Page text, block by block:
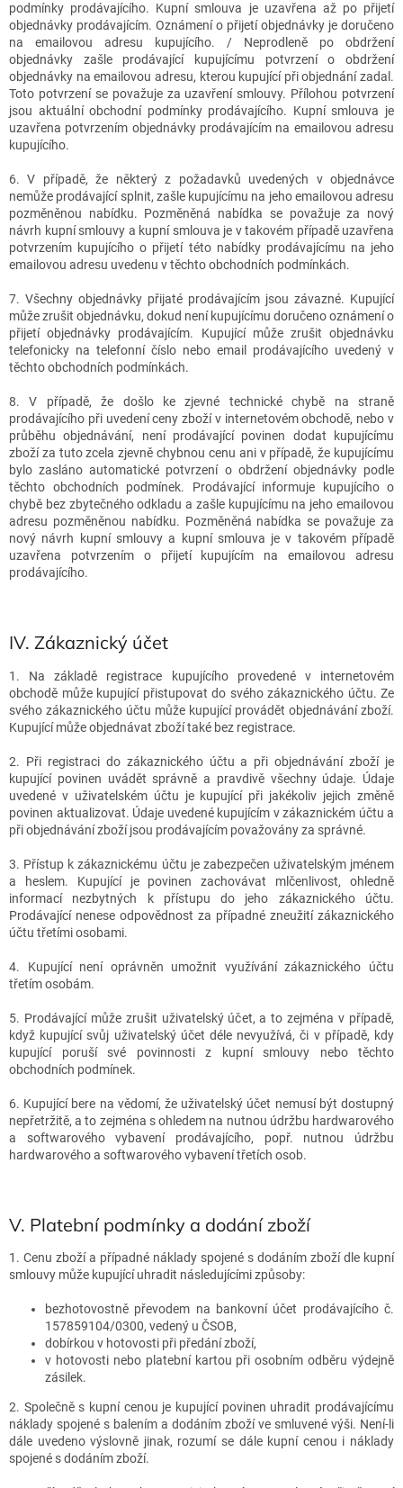
podmínky prodávajícího. Kupní smlouva je uzavřena až po přijetí
objednávky prodávajícím. Oznámení o přijetí objednávky je doručeno
na emailovou adresu kupujícího. / Neprodleně po obdržení
objednávky zašle prodávající kupujícímu potvrzení o obdržení
objednávky na emailovou adresu, kterou kupující při objednání zadal.
Toto potvrzení se považuje za uzavření smlouvy. Přílohou potvrzení
jsou aktuální obchodní podmínky prodávajícího. Kupní smlouva je
uzavřena potvrzením objednávky prodávajícím na emailovou adresu
kupujícího.
6. V případě, že některý z požadavků uvedených v objednávce
nemůže prodávající splnit, zašle kupujícímu na jeho emailovou adresu
pozměněnou nabídku. Pozměněná nabídka se považuje za nový
návrh kupní smlouvy a kupní smlouva je v takovém případě uzavřena
potvrzením kupujícího o přijetí této nabídky prodávajícímu na jeho
emailovou adresu uvedenu v těchto obchodních podmínkách.
7. Všechny objednávky přijaté prodávajícím jsou závazné. Kupující
může zrušit objednávku, dokud není kupujícímu doručeno oznámení o
přijetí objednávky prodávajícím. Kupující může zrušit objednávku
telefonicky na telefonní číslo nebo email prodávajícího uvedený v
těchto obchodních podmínkách.
8. V případě, že došlo ke zjevné technické chybě na straně
prodávajícího při uvedení ceny zboží v internetovém obchodě, nebo v
průběhu objednávání, není prodávající povinen dodat kupujícímu
zboží za tuto zcela zjevně chybnou cenu ani v případě, že kupujícímu
bylo zasláno automatické potvrzení o obdržení objednávky podle
těchto obchodních podmínek. Prodávající informuje kupujícího o
chybě bez zbytečného odkladu a zašle kupujícímu na jeho emailovou
adresu pozměněnou nabídku. Pozměněná nabídka se považuje za
nový návrh kupní smlouvy a kupní smlouva je v takovém případě
uzavřena potvrzením o přijetí kupujícím na emailovou adresu
prodávajícího.
IV. Zákaznický účet
1. Na základě registrace kupujícího provedené v internetovém
obchodě může kupující přistupovat do svého zákaznického účtu. Ze
svého zákaznického účtu může kupující provádět objednávání zboží.
Kupující může objednávat zboží také bez registrace.
2. Při registraci do zákaznického účtu a při objednávání zboží je
kupující povinen uvádět správně a pravdivě všechny údaje. Údaje
uvedené v uživatelském účtu je kupující při jakékoliv jejich změně
povinen aktualizovat. Údaje uvedené kupujícím v zákaznickém účtu a
při objednávání zboží jsou prodávajícím považovány za správné.
3. Přístup k zákaznickému účtu je zabezpečen uživatelským jménem
a heslem. Kupující je povinen zachovávat mlčenlivost, ohledně
informací nezbytných k přístupu do jeho zákaznického účtu.
Prodávající nenese odpovědnost za případné zneužití zákaznického
účtu třetími osobami.
4. Kupující není oprávněn umožnit využívání zákaznického účtu
třetím osobám.
5. Prodávající může zrušit uživatelský účet, a to zejména v případě,
když kupující svůj uživatelský účet déle nevyužívá, či v případě, kdy
kupující poruší své povinnosti z kupní smlouvy nebo těchto
obchodních podmínek.
6. Kupující bere na vědomí, že uživatelský účet nemusí být dostupný
nepřetržitě, a to zejména s ohledem na nutnou údržbu hardwarového
a softwarového vybavení prodávajícího, popř. nutnou údržbu
hardwarového a softwarového vybavení třetích osob.
V. Platební podmínky a dodání zboží
1. Cenu zboží a případné náklady spojené s dodáním zboží dle kupní
smlouvy může kupující uhradit následujícími způsoby:
bezhotovostně převodem na bankovní účet prodávajícího č.
157859104/0300, vedený u ČSOB,
dobírkou v hotovosti při předání zboží,
v hotovosti nebo platební kartou při osobním odběru výdejně
zásilek.
2. Společně s kupní cenou je kupující povinen uhradit prodávajícímu
náklady spojené s balením a dodáním zboží ve smluvené výši. Není-li
dále uvedeno výslovně jinak, rozumí se dále kupní cenou i náklady
spojené s dodáním zboží.